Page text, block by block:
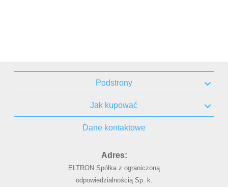
Podstrony
Jak kupować
Dane kontaktowe
Adres:
ELTRON Spółka z ograniczoną
odpowiedzialnością Sp. k.